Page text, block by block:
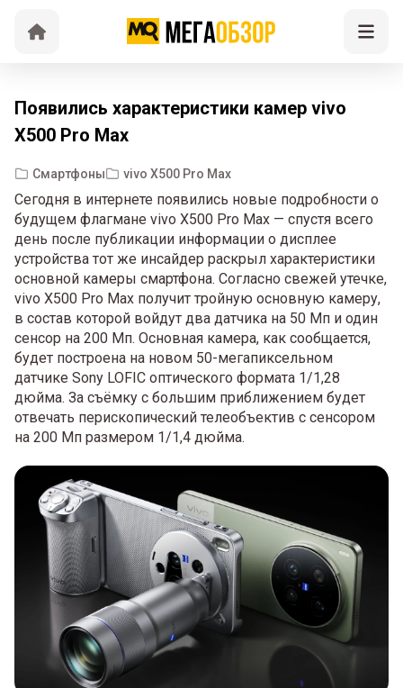
Появились характеристики камер vivo
X500 Pro Max
Смартфоны vivo X500 Pro Max
Сегодня в интернете появились новые подробности о
будущем флагмане vivo X500 Pro Max — спустя всего
день после публикации информации о дисплее
устройства тот же инсайдер раскрыл характеристики
основной камеры смартфона. Согласно свежей утечке,
vivo X500 Pro Max получит тройную основную камеру,
в состав которой войдут два датчика на 50 Мп и один
сенсор на 200 Мп. Основная камера, как сообщается,
будет построена на новом 50-мегапиксельном
датчике Sony LOFIC оптического формата 1/1,28
дюйма. За съёмку с большим приближением будет
отвечать перископический телеобъектив с сенсором
на 200 Мп размером 1/1,4 дюйма.